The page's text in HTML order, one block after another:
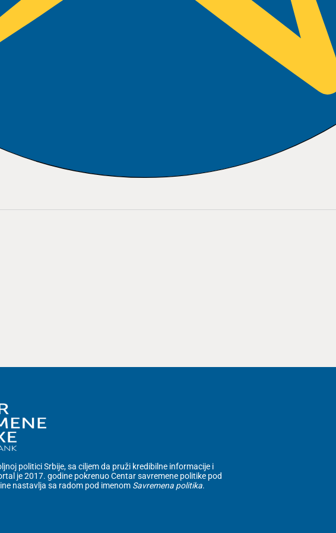
politici Srbije, sa ciljem da pruži kredibilne informacije i
je 2017. godine pokrenuo Centar savremene politike pod
nastavlja sa radom pod imenom Savremena politika.